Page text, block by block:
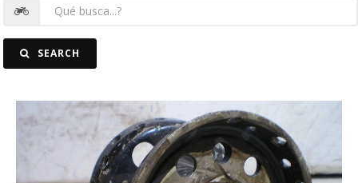
FOTOSSEARCH